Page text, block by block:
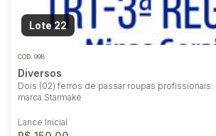
Lote 22
COD. 998
Diversos
Dois (02) ferros de passar roupas profissionais:
marca Starmake
Lance Inicial